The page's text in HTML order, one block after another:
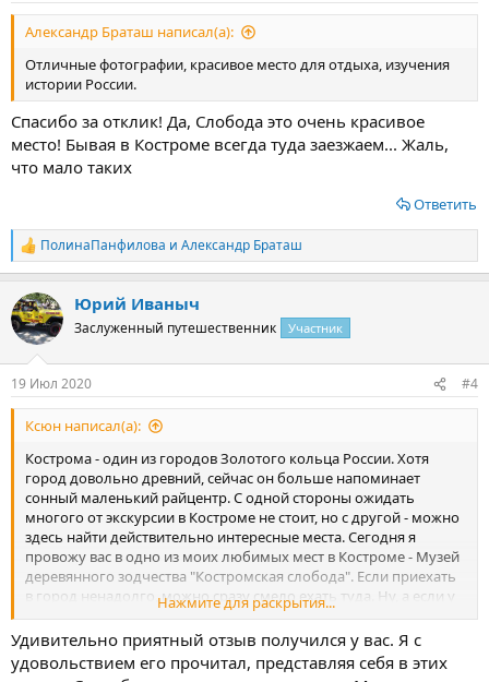
Александр Браташ написал(а):
Отличные фотографии, красивое место для отдыха, изучения
истории России.
Спасибо за отклик! Да, Слобода это очень красивое
место! Бывая в Костроме всегда туда заезжаем... Жаль,
что мало таких
Ответить
Р
е
к
ц
и
ПолинаПанфилова и Александр Браташ
Юрий Иваныч
Заслуженный путешественник Участник
19 Июл 2020 #4
Ксюн написал(а):
Кострома - один из городов Золотого кольца России. Хотя
город довольно древний, сейчас он больше напоминает
сонный маленький райцентр. С одной стороны ожидать
многого от экскурсии в Костроме не стоит, но с другой - можно
здесь найти действительно интересные места. Сегодня я
провожу вас в одно из моих любимых мест в Костроме - Музей
деревянного зодчества "Костромская слобода". Если приехать
в город ненадолго, можно сразу смело ехать туда. Ну, а если у
вас есть несколько часов для спокойной прогулки, предлагаю
прогуляться в слободу пешком (благо расстояния здесь
позволяют), а заодно, краем глаза, посмотреть на город
изнутри.
Нажмите для раскрытия...
Удивительно приятный отзыв получился у вас. Я с
удовольствием его прочитал, представляя себя в этих